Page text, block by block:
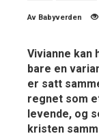
Av Babyverden
Vivianne kan
bare en
er satt
regnet som
levende, og
kristen